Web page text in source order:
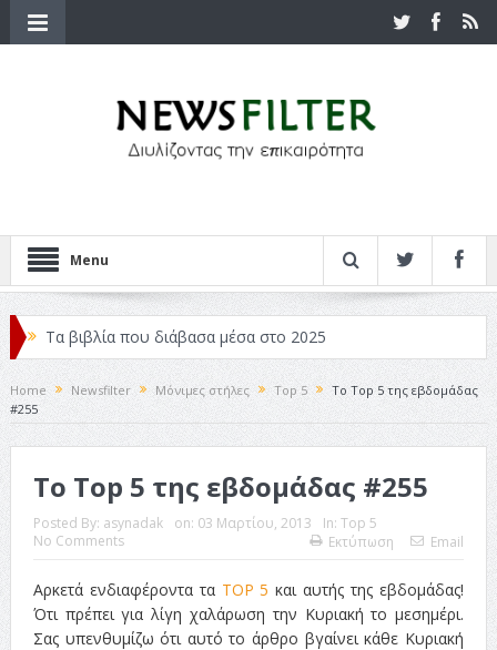
Menu
Τα βιβλία που διάβασα μέσα στο 2025
Κριτικές ταινιών: Ο Ντι Κάπριο και ο Λάνθιμος
Σχεδιασμός που «Μιλάει» Χωρίς Λέξεις
Το Top 5 της εβδομάδας #517
Το νουάρ στον ελληνικό κινηματογράφο
Η Φροντίδα Έχει Πολλές Μορφές: Κι Όλες Σε Αφορούν
Home Newsfilter Μόνιμες στήλες Top 5
Το Top 5 της εβδομάδας
#255
Το Top 5 της εβδομάδας #255
Posted By: asynadak on: 03 Μαρτίου, 2013 In: Top 5
No Comments
Εκτύπωση Email
Αρκετά ενδιαφέροντα τα TOP 5 και αυτής της εβδομάδας!
Ότι πρέπει για λίγη χαλάρωση την Κυριακή το μεσημέρι.
Σας υπενθυμίζω ότι αυτό το άρθρο βγαίνει κάθε Κυριακή